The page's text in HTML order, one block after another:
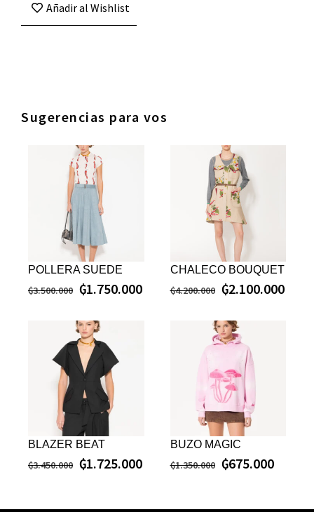
Añadir al Wishlist
Sugerencias para vos
POLLERA SUEDE
₲3.500.000 ₲1.750.000
CHALECO BOUQUET
₲4.200.000 ₲2.100.000
BLAZER BEAT
₲3.450.000 ₲1.725.000
BUZO MAGIC
₲1.350.000 ₲675.000